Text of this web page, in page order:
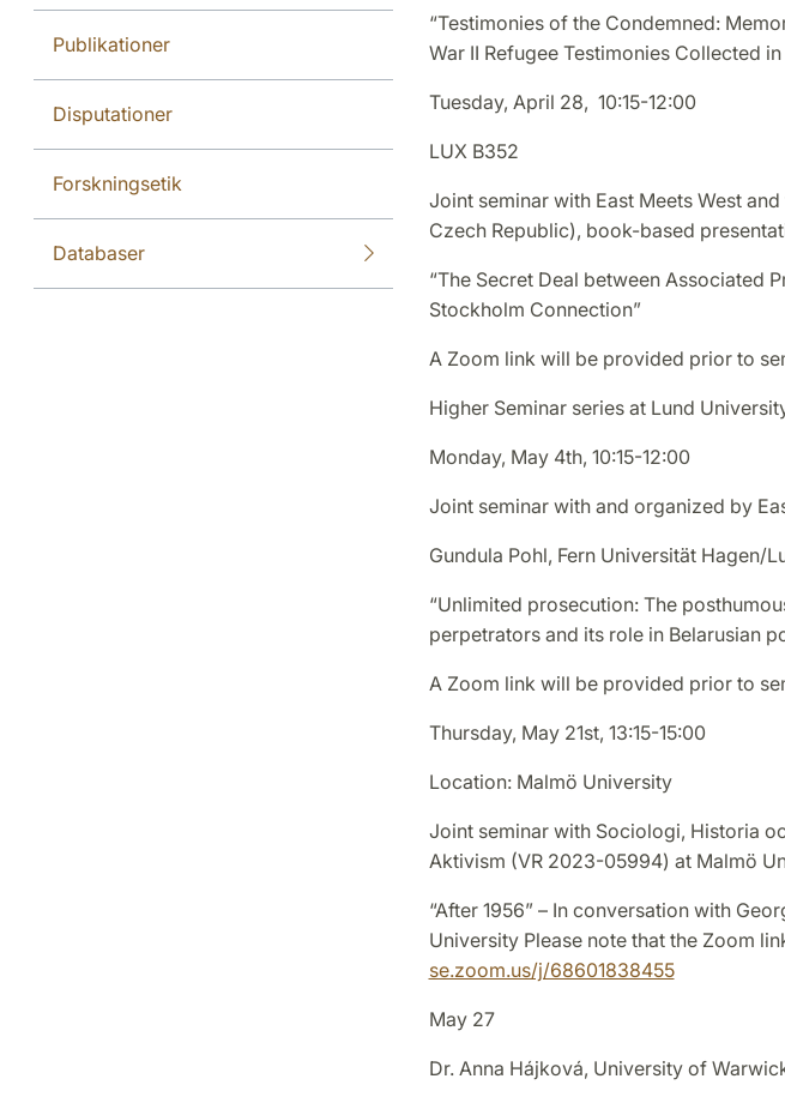
Publikationer
Disputationer
Forskningsetik
Databaser
“Testimonies of the Condemned:
War II Refugee Testimonies Collected in
Tuesday, April 28, 10:15-12:00
LUX B352
Joint seminar with East Meets West
Czech Republic), book-based
“The Secret Deal between Associated
Stockholm Connection”
A Zoom link will be provided prior to
Higher Seminar series at Lund
Monday, May 4th, 10:15-12:00
Joint seminar with and organized by
Gundula Pohl, Fern Universität Hagen/
“Unlimited prosecution: The
perpetrators and its role in Belarusian
A Zoom link will be provided prior to
Thursday, May 21st, 13:15-15:00
Location: Malmö University
Joint seminar with Sociologi, Historia
Aktivism (VR 2023-05994) at Malmö
“After 1956” – In conversation with
University Please note that the Zoom
se.zoom.us/j/68601838455
May 27
Dr. Anna Hájková, University of